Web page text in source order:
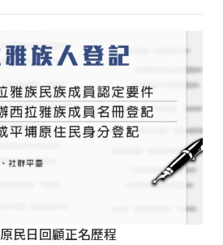
民日回顧正名歷程